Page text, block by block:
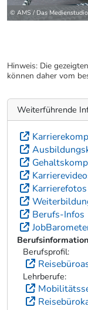
© AMS / Das Medienstudio
Hinweis: Die
können daher vom
Weiterführende
Karrierefotos
Berufs-Infos
Berufsprofil:
Lehrberufe: